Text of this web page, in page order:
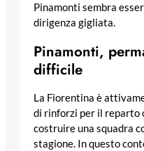
Pinamonti sembra
dirigenza gigliata.
Pinamonti,
difficile
La Fiorentina è
di rinforzi per il reparto
costruire una squadra
stagione. In questo